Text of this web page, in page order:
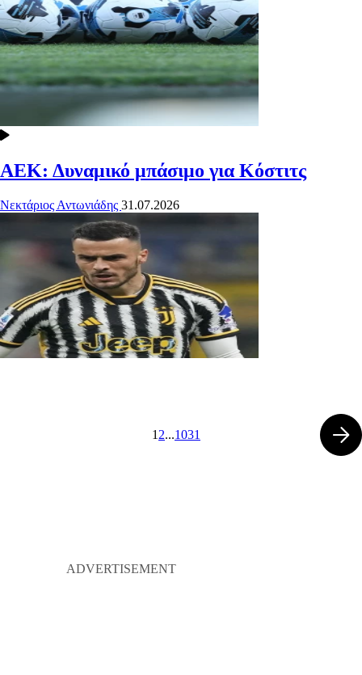
ΑΕΚ: Δυναμικό μπάσιμο για Κόστιτς
Νεκτάριος Αντωνιάδης 31.07.2026
1 2...1031